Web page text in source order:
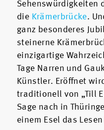
Sehenswürdigkeiten
die Krämerbrücke.
ganz besonderes
steinerne
einzigartige
Tage Narren und
Künstler. Eröffnet
traditionell von „Till
Sage nach in
einem Esel das